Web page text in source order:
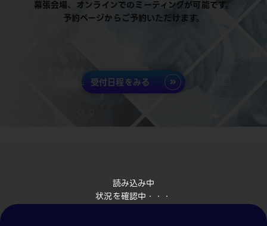
読み込み中
状況を確認中・・・
幕張会場、オンラインでのミーティングが可能です。
予約ページからご予約いただけます。
受付日程をみる